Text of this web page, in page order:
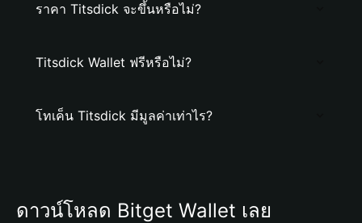
ราคา Titsdick จะขึ้นหรือไม่?
Titsdick Wallet ฟรีหรือไม่?
โทเค็น Titsdick มีมูลค่าเท่าไร?
ดาวน์โหลด Bitget Wallet เลย